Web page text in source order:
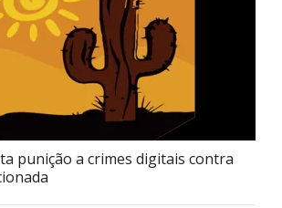
punição a crimes digitais contra